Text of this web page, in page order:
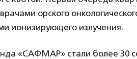
орского
ионизирующего излучения.
«САФМАР» стали более 30